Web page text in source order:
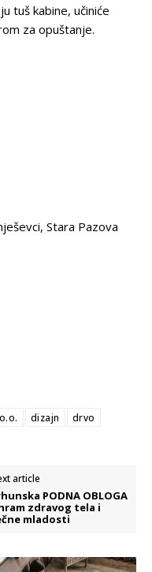
tuš kabine, učiniće
za opuštanje.
Stara Pazova
dizajn
drvo
article
PODNA OBLOGA
zdravog tela i
mladosti